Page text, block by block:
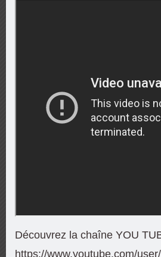
Découvrez la chaîne YOU
https://www.youtube.com/